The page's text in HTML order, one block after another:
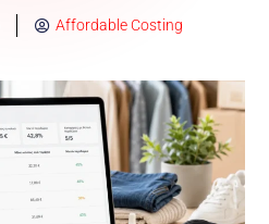
Affordable Costing